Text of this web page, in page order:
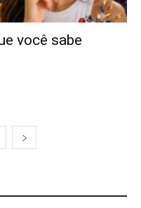
você sabe